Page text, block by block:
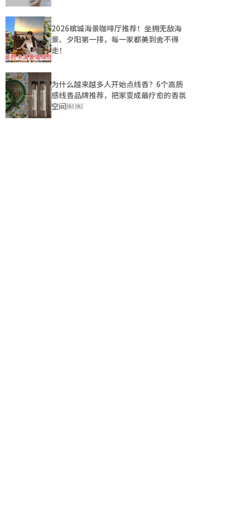
2026槟城海景咖啡厅推荐！坐拥无敌海
景、夕阳第一排，每一家都美到舍不得
走！
为什么越来越多人开始点线香？6个高质
感线香品牌推荐，把家变成最疗愈的香氛
空间￼ ￼